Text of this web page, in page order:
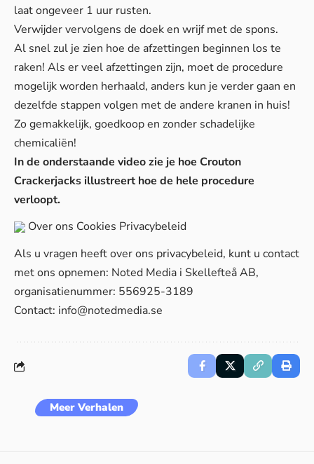
laat ongeveer 1 uur rusten.
Verwijder vervolgens de doek en wrijf met de spons.
Al snel zul je zien hoe de afzettingen beginnen los te
raken! Als er veel afzettingen zijn, moet de procedure
mogelijk worden herhaald, anders kun je verder gaan en
dezelfde stappen volgen met de andere kranen in huis!
Zo gemakkelijk, goedkoop en zonder schadelijke
chemicaliën!
In de onderstaande video zie je hoe Crouton
Crackerjacks illustreert hoe de hele procedure
verloopt.
Over ons Cookies Privacybeleid
Als u vragen heeft over ons privacybeleid, kunt u contact
met ons opnemen: Noted Media i Skellefteå AB,
organisatienummer: 556925-3189
Contact: info@notedmedia.se
Meer Verhalen